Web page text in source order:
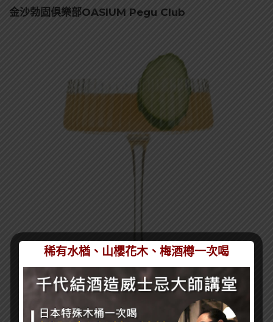
金沙勃固俱樂部OASIUM Pegu Club
稀有水楢、山櫻花木、梅酒樽一次喝